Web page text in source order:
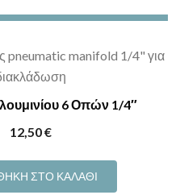
6 Οπών 1/4″
12,50€
ΣΤΟ ΚΑΛΆΘΙ